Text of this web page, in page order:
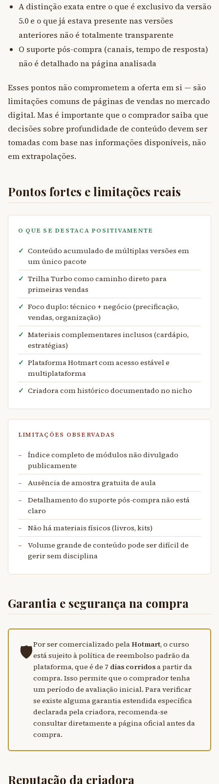
A distinção exata entre o que é exclusivo da versão
5.0 e o que já estava presente nas versões
anteriores não é totalmente transparente
O suporte pós-compra (canais, tempo de resposta)
não é detalhado na página analisada
Esses pontos não comprometem a oferta em si — são
limitações comuns de páginas de vendas no mercado
digital. Mas é importante que o comprador saiba que
decisões sobre profundidade de conteúdo devem ser
tomadas com base nas informações disponíveis, não
em extrapolações.
Pontos fortes e limitações reais
O QUE SE DESTACA POSITIVAMENTE
Conteúdo acumulado de múltiplas versões em
um único pacote
Trilha Turbo como caminho direto para
primeiras vendas
Foco duplo: técnico + negócio (precificação,
vendas, organização)
Materiais complementares inclusos (cardápio,
estratégias)
Plataforma Hotmart com acesso estável e
multiplataforma
Criadora com histórico documentado no nicho
LIMITAÇÕES OBSERVADAS
Índice completo de módulos não divulgado
publicamente
Ausência de amostra gratuita de aula
Detalhamento do suporte pós-compra não está
claro
Não há materiais físicos (livros, kits)
Volume grande de conteúdo pode ser difícil de
gerir sem disciplina
Garantia e segurança na compra
🛡Por ser comercializado pelaHotmart, o curso
está sujeito à política de reembolso padrão da
plataforma, que é de 7 dias corridosa partir da
compra. Isso permite que o comprador tenha
um período de avaliação inicial. Para verificar
se existe alguma garantia estendida específica
declarada pela criadora, recomenda-se
consultar diretamente a página oficial antes da
compra.
Reputação da criadora